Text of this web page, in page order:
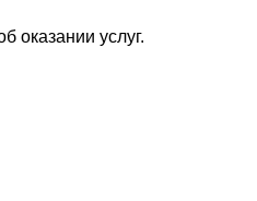
оказании услуг.